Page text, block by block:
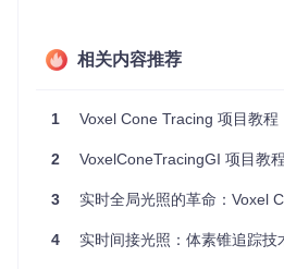
克隆项目
进入项目目录并构建项目：
相关内容推荐
1 Voxel Cone Tracing 项目教程
2 VoxelConeTracingGI 项目教程
3 实时全局光照的革命：Voxel
4 实时间接光照：体素锥追踪技